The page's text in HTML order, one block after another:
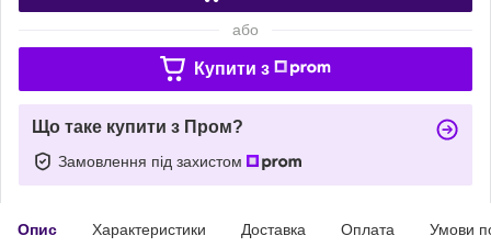
або
Купити з
Що таке купити з Пром?
Замовлення під захистом
Опис Характеристики Доставка Оплата Умови